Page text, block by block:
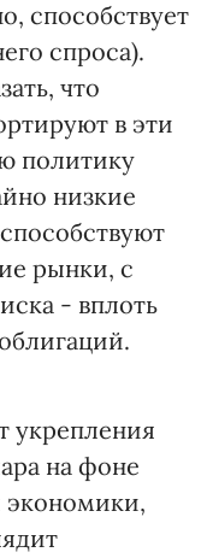
способствует
спроса).
что
в эти
политику
низкие
рынки, с
- вплоть
укрепления
на фоне
экономики,